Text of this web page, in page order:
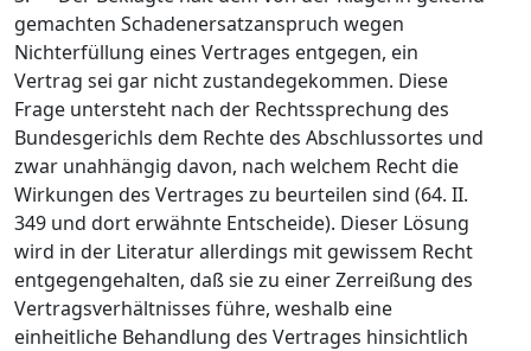
gemachten Schadenersatzanspruch wegen
Nichterfüllung eines Vertrages entgegen, ein
Vertrag sei gar nicht zustandegekommen. Diese
Frage untersteht nach der Rechtssprechung des
Bundesgerichls dem Rechte des Abschlussortes und
zwar unahhängig davon, nach welchem Recht die
Wirkungen des Vertrages zu beurteilen sind (64. II.
349 und dort erwähnte Entscheide). Dieser Lösung
wird in der Literatur allerdings mit gewissem Recht
entgegengehalten, daß sie zu einer Zerreißung des
Vertragsverhältnisses führe, weshalb eine
einheitliche Behandlung des Vertrages hinsichtlich